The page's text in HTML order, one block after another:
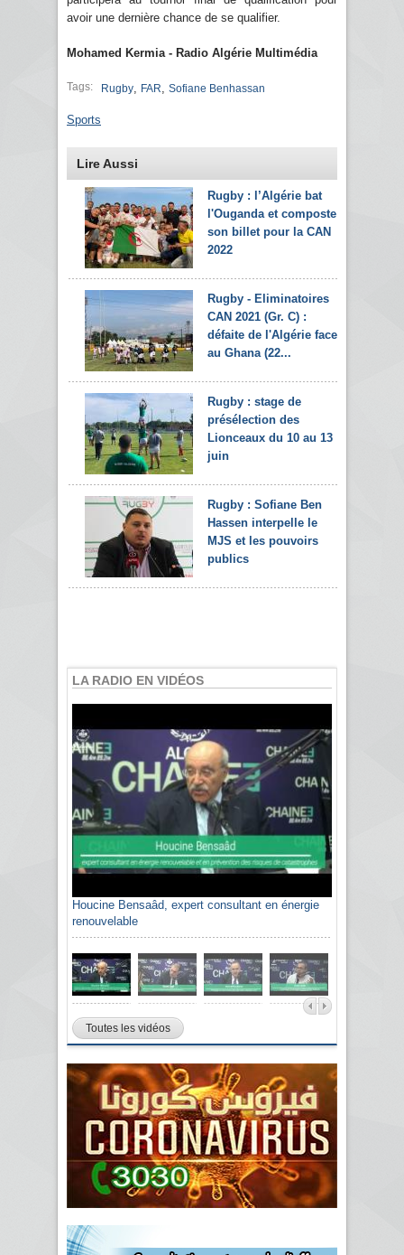
avoir une dernière chance de se qualifier.
Mohamed Kermia - Radio Algérie Multimédia
Tags: Rugby FAR Sofiane Benhassan
Sports
Lire Aussi
Rugby : l’Algérie bat
l'Ouganda et composte
son billet pour la CAN
2022
Rugby - Eliminatoires
CAN 2021 (Gr. C) :
défaite de l'Algérie face
au Ghana (22...
Rugby : stage de
présélection des
Lionceaux du 10 au 13
juin
Rugby : Sofiane Ben
Hassen interpelle le
MJS et les pouvoirs
publics
LA RADIO EN VIDÉOS
Houcine Bensaâd, expert consultant en énergie
renouvelable
Toutes les vidéos